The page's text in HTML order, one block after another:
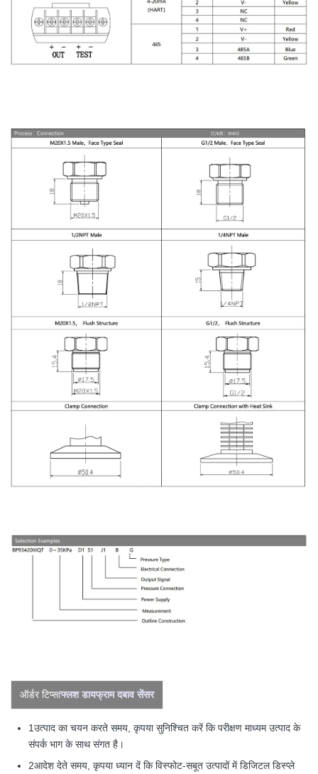
ऑर्डर टिप्सfफ्लश डायफ्राम दबाव सेंसर
1उत्पाद का चयन करते समय, कृपया सुनिश्चित करें कि परीक्षण माध्यम उत्पाद के
संपर्क भाग के साथ संगत है।
2आदेश देते समय, कृपया ध्यान दें कि विस्फोट-सबूत उत्पादों में डिजिटल डिस्प्ले